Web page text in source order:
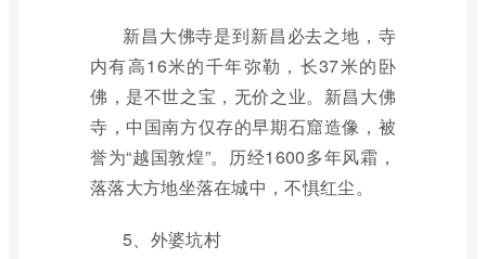
新昌大佛寺是到新昌必去之地，寺
内有高16米的千年弥勒，长37米的卧
佛，是不世之宝，无价之业。新昌大佛
寺，中国南方仅存的早期石窟造像，被
誉为“越国敦煌”。历经1600多年风霜，
落落大方地坐落在城中，不惧红尘。
5、外婆坑村